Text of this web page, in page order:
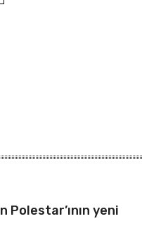
Polestar’ının yeni